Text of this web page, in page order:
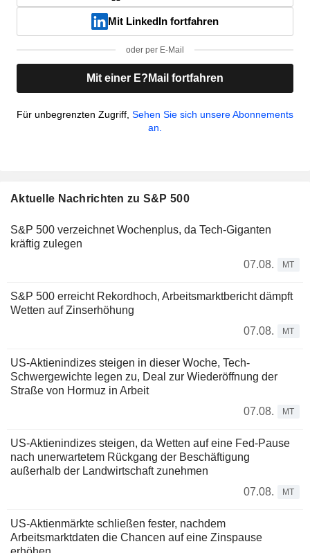
Mit LinkedIn fortfahren
oder per E-Mail
Mit einer E?Mail fortfahren
Für unbegrenzten Zugriff, Sehen Sie sich unsere Abonnements
an.
Aktuelle Nachrichten zu S&P 500
S&P 500 verzeichnet Wochenplus, da Tech-Giganten
kräftig zulegen
07.08.
MT
S&P 500 erreicht Rekordhoch, Arbeitsmarktbericht dämpft
Wetten auf Zinserhöhung
07.08.
MT
US-Aktienindizes steigen in dieser Woche, Tech-
Schwergewichte legen zu, Deal zur Wiederöffnung der
Straße von Hormuz in Arbeit
07.08.
MT
US-Aktienindizes steigen, da Wetten auf eine Fed-Pause
nach unerwartetem Rückgang der Beschäftigung
außerhalb der Landwirtschaft zunehmen
07.08.
MT
US-Aktienmärkte schließen fester, nachdem
Arbeitsmarktdaten die Chancen auf eine Zinspause